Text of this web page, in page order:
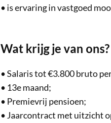
• is ervaring in vastgoed
Wat krijg je van ons?
•Salaris tot €3.800 bruto
• 13e maand;
• Premievrij pensioen;
• Jaarcontract met uitzicht